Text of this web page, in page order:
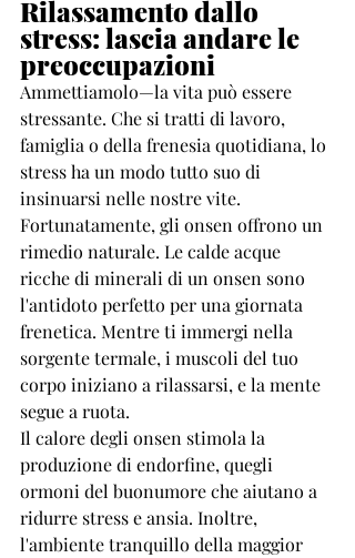
Rilassamento dallo
stress: lascia andare le
preoccupazioni
Ammettiamolo—la vita può essere
stressante. Che si tratti di lavoro,
famiglia o della frenesia quotidiana, lo
stress ha un modo tutto suo di
insinuarsi nelle nostre vite.
Fortunatamente, gli onsen offrono un
rimedio naturale. Le calde acque
ricche di minerali di un onsen sono
l'antidoto perfetto per una giornata
frenetica. Mentre ti immergi nella
sorgente termale, i muscoli del tuo
corpo iniziano a rilassarsi, e la mente
segue a ruota.
Il calore degli onsen stimola la
produzione di endorfine, quegli
ormoni del buonumore che aiutano a
ridurre stress e ansia. Inoltre,
l'ambiente tranquillo della maggior